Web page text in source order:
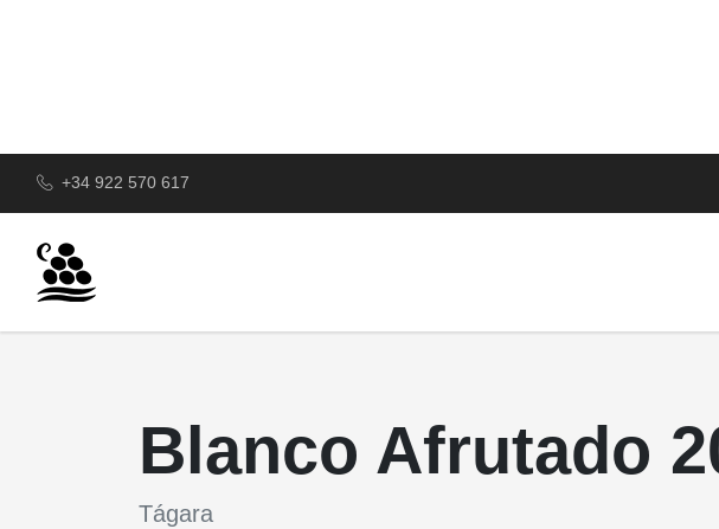
+34 922 570 617
Blanco Afrutado
Tágara